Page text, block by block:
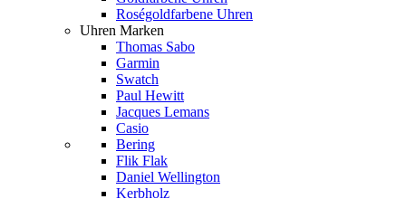
Roségoldfarbene Uhren
Uhren Marken
Thomas Sabo
Garmin
Swatch
Paul Hewitt
Jacques Lemans
Casio
Bering
Flik Flak
Daniel Wellington
Kerbholz